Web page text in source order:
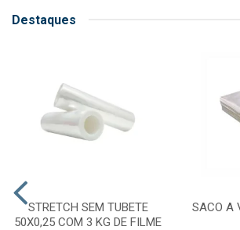
Destaques
STRETCH SEM TUBETE
50X0,25 COM 3 KG DE FILME
SACO A